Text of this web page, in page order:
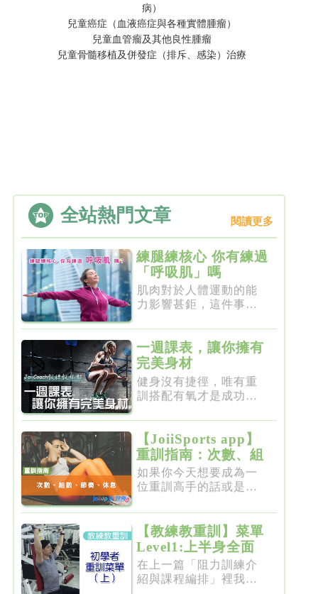
病）
兒童癌症（血液癌症與各種實體腫瘤）
兒童血管瘤及其他良性腫瘤
兒童骨髓移植及併發症（排斥、感染）治療
全站熱門文章 閱讀更多
練腿練核心 你有練過
「呼吸肌」嗎
肌肉對於人體運動的能
力影響甚鉅，這件事一
一週課表，讓你擁有
完美身材
健身沒有捷徑，唯有重
訓搭配有氧才是成功的
【JoiiSports app】
重訓指南：次數、組
數、節奏、休息
如果你今天想要成為一
位重訓高手的話或是想
【教練教重訓】菜單
Level1:上半身全面
增肌雕塑
在上一篇「阻力訓練介
紹與課程編排」裡我們